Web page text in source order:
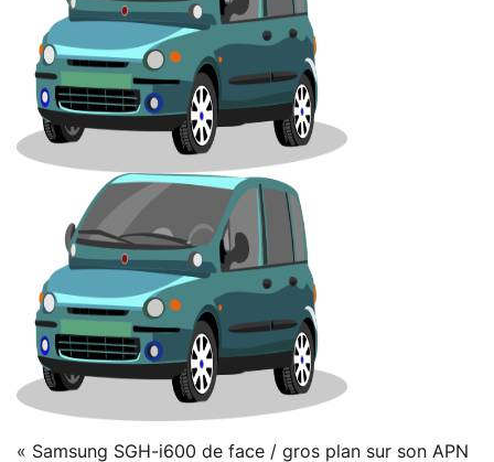
« Samsung SGH-i600 de face / gros plan sur son APN